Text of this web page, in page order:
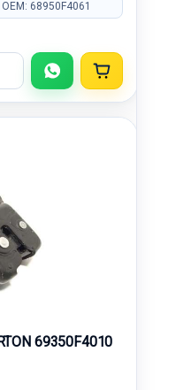
OEM: 68950F4061
69350F4010